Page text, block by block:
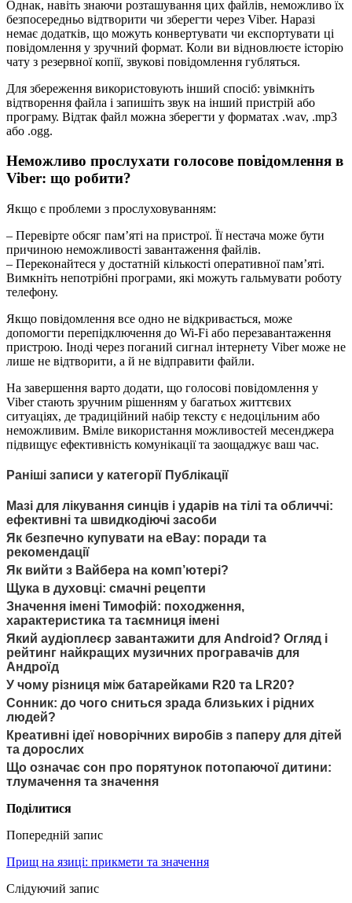
Однак, навіть знаючи розташування цих файлів, неможливо їх
безпосередньо відтворити чи зберегти через Viber. Наразі
немає додатків, що можуть конвертувати чи експортувати ці
повідомлення у зручний формат. Коли ви відновлюєте історію
чату з резервної копії, звукові повідомлення губляться.
Для збереження використовують інший спосіб: увімкніть
відтворення файла і запишіть звук на інший пристрій або
програму. Відтак файл можна зберегти у форматах .wav, .mp3
або .ogg.
Неможливо прослухати голосове повідомлення в
Viber: що робити?
Якщо є проблеми з прослуховуванням:
– Перевірте обсяг пам’яті на пристрої. Її нестача може бути
причиною неможливості завантаження файлів.
– Переконайтеся у достатній кількості оперативної пам’яті.
Вимкніть непотрібні програми, які можуть гальмувати роботу
телефону.
Якщо повідомлення все одно не відкривається, може
допомогти перепідключення до Wi-Fi або перезавантаження
пристрою. Іноді через поганий сигнал інтернету Viber може не
лише не відтворити, а й не відправити файли.
На завершення варто додати, що голосові повідомлення у
Viber стають зручним рішенням у багатьох життєвих
ситуаціях, де традиційний набір тексту є недоцільним або
неможливим. Вміле використання можливостей месенджера
підвищує ефективність комунікації та заощаджує ваш час.
Раніші записи у категорії Публікації
Мазі для лікування синців і ударів на тілі та обличчі:
ефективні та швидкодіючі засоби
Як безпечно купувати на eBay: поради та
рекомендації
Як вийти з Вайбера на комп’ютері?
Щука в духовці: смачні рецепти
Значення імені Тимофій: походження,
характеристика та таємниця імені
Який аудіоплеєр завантажити для Android? Огляд і
рейтинг найкращих музичних програвачів для
Андроїд
У чому різниця між батарейками R20 та LR20?
Сонник: до чого сниться зрада близьких і рідних
людей?
Креативні ідеї новорічних виробів з паперу для дітей
та дорослих
Що означає сон про порятунок потопаючої дитини:
тлумачення та значення
Поділитися
Попередній запис
Прищ на язиці: прикмети та значення
Слідуючий запис